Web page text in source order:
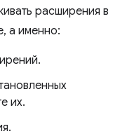
расширения в
а именно:
их.